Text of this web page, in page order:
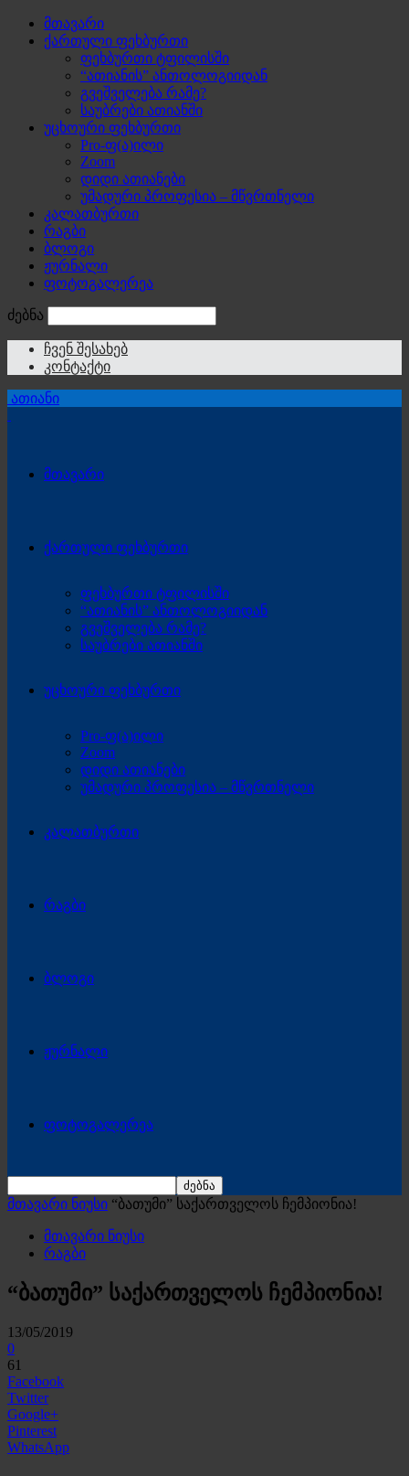
მთავარი
ქართული ფეხბურთი
ფეხბურთი ტფილისში
“ათიანის” ანთოლოგიიდან
გვეშველება რამე?
საუბრები ათიანში
უცხოური ფეხბურთი
Pro-ფ(ა)ილი
Zoom
დიდი ათიანები
უმადური პროფესია – მწვრთნელი
კალათბურთი
რაგბი
ბლოგი
ჟურნალი
ფოტოგალერეა
ძებნა
ჩვენ შესახებ
კონტაქტი
ათიანი
მთავარი
ქართული ფეხბურთი
ფეხბურთი ტფილისში
“ათიანის” ანთოლოგიიდან
გვეშველება რამე?
საუბრები ათიანში
უცხოური ფეხბურთი
Pro-ფ(ა)ილი
Zoom
დიდი ათიანები
უმადური პროფესია – მწვრთნელი
კალათბურთი
რაგბი
ბლოგი
ჟურნალი
ფოტოგალერეა
მთავარი ნიუსი “ბათუმი” საქართველოს ჩემპიონია!
მთავარი ნიუსი
რაგბი
“ბათუმი” საქართველოს ჩემპიონია!
13/05/2019
0
61
Facebook
Twitter
Google+
Pinterest
WhatsApp